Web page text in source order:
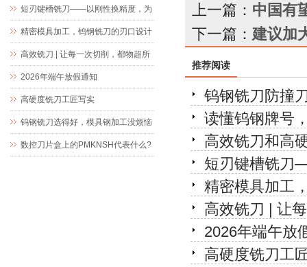
上一篇： 中国有
下一篇： 建议加
推荐阅读
钨钢铣刀防撞
读懂钨钢牌号
高效铣刀和高
短刃键槽铣刀
精密模具加工
高效铣刀 | 让
2026年端午放
高硬度铣刀工
短刃键槽铣刀——以刚性换精度，为
精密键槽加工而生
精密模具加工，钨钢铣刀的刃口设计
究竟藏着什么玄机
高效铣刀 | 让每一次切削，都物超所
值
2026年端午放假通知
高硬度铣刀工匠写实
钨钢铣刀选得好，模具钢加工没烦恼
数控刀片盒上的PMKNSH代表什么?